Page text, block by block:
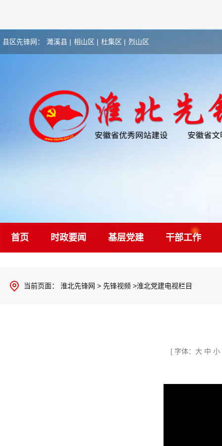
县区先锋网： 濉溪县 | 相山区 | 杜集区 | 烈山区
首页 时政要闻 基层党建 干部工作
当前页面： 淮北先锋网 > 先锋视频 >淮北党建电视栏目
[ 字体： 大 中 小